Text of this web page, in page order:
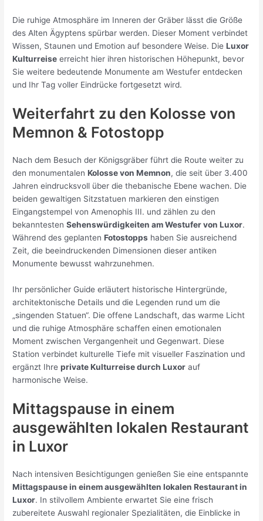
Die ruhige Atmosphäre im Inneren der Gräber lässt die Größe
des Alten Ägyptens spürbar werden. Dieser Moment verbindet
Wissen, Staunen und Emotion auf besondere Weise. DieLuxor
Kulturreise erreicht hier ihren historischen Höhepunkt, bevor
Sie weitere bedeutende Monumente am Westufer entdecken
und Ihr Tag voller Eindrücke fortgesetzt wird.
Weiterfahrt zu den Kolosse von
Memnon & Fotostopp
Nach dem Besuch der Königsgräber führt die Route weiter zu
den monumentalenKolosse von Memnon, die seit über 3.400
Jahren eindrucksvoll über die thebanische Ebene wachen. Die
beiden gewaltigen Sitzstatuen markieren den einstigen
Eingangstempel von Amenophis III. und zählen zu den
bekanntestenSehenswürdigkeiten am Westufer von Luxor.
Während des geplantenFotostopps haben Sie ausreichend
Zeit, die beeindruckenden Dimensionen dieser antiken
Monumente bewusst wahrzunehmen.
Ihr persönlicher Guide erläutert historische Hintergründe,
architektonische Details und die Legenden rund um die
„singenden Statuen“. Die offene Landschaft, das warme Licht
und die ruhige Atmosphäre schaffen einen emotionalen
Moment zwischen Vergangenheit und Gegenwart. Diese
Station verbindet kulturelle Tiefe mit visueller Faszination und
ergänzt Ihreprivate Kulturreise durch Luxor auf
harmonische Weise.
Mittagspause in einem
ausgewählten lokalen Restaurant
in Luxor
Nach intensiven Besichtigungen genießen Sie eine entspannte
Mittagspause in einem ausgewählten lokalen Restaurant in
Luxor. In stilvollem Ambiente erwartet Sie eine frisch
zubereitete Auswahl regionaler Spezialitäten, die Einblicke in